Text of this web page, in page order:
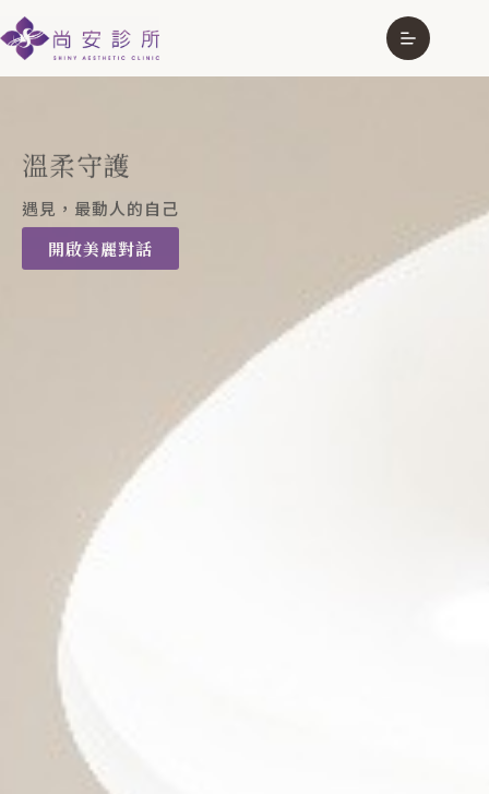
溫柔守護
遇見，最動人的自己
開啟美麗對話